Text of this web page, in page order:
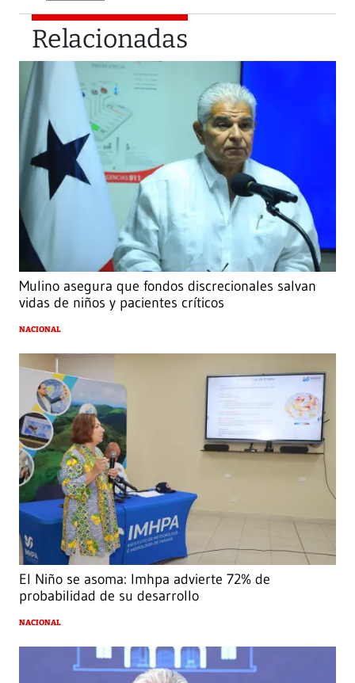
Relacionadas
Mulino asegura que fondos discrecionales salvan
vidas de niños y pacientes críticos
NACIONAL
El Niño se asoma: Imhpa advierte 72% de
probabilidad de su desarrollo
NACIONAL